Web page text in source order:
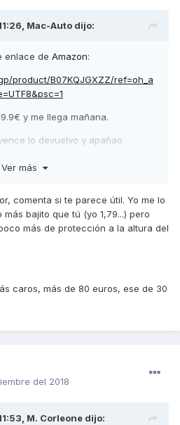
Mac-Auto dijo:
enlace de Amazon:
product/B07KQJGXZZ/ref=oh_a
y me llega mañana.
lo devuelvo y apañao
fotos.
Ver más
comenta si te parece útil. Yo me lo
bajito que tú (yo 1,79...) pero
más de protección a la altura del
caros, más de 80 euros, ese de 30
del 2018
M. Corleone dijo: